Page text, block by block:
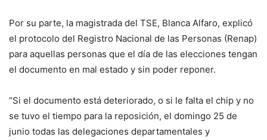
Por su parte, la magistrada del TSE, Blanca Alfaro, explicó
el protocolo del Registro Nacional de las Personas (Renap)
para aquellas personas que el día de las elecciones tengan
el documento en mal estado y sin poder reponer.
“Si el documento está deteriorado, o si le falta el chip y no
se tuvo el tiempo para la reposición, el domingo 25 de
junio todas las delegaciones departamentales y